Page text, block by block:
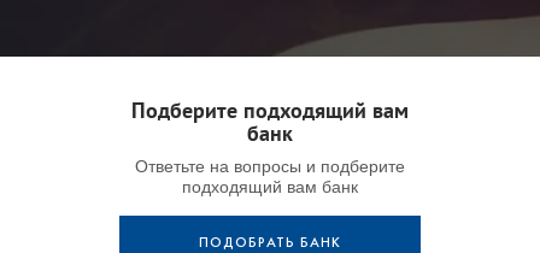
Подберите подходящий вам
банк
Ответьте на вопросы и подберите
подходящий вам банк
ПОДОБРАТЬ БАНК